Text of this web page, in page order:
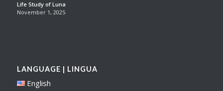
Life Study of Luna
November 1, 2025
LANGUAGE | LINGUA
English